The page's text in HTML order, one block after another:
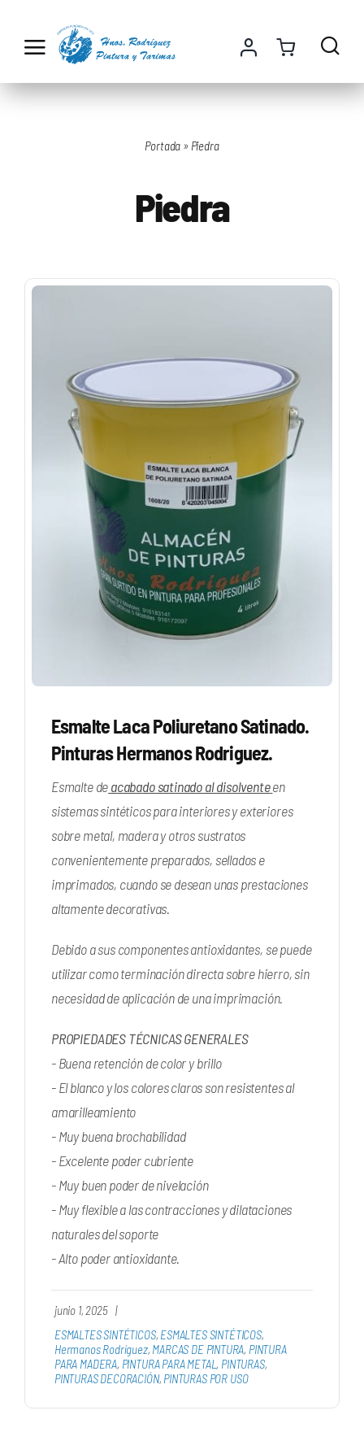
contenido
Portada » Piedra
Piedra
Esmalte Laca Poliuretano Satinado.
Pinturas Hermanos Rodriguez.
Esmalte deacabado satinado al disolventeen
sistemas sintéticos para interiores y exteriores
sobre metal, madera y otros sustratos
convenientemente preparados, sellados e
imprimados, cuando se desean unas prestaciones
altamente decorativas.
Debido a sus componentes antioxidantes, se puede
utilizar como terminación directa sobre hierro, sin
necesidad de aplicación de una imprimación.
PROPIEDADES TÉCNICAS GENERALES
- Buena retención de color y brillo
- El blanco y los colores claros son resistentes al
amarilleamiento
- Muy buena brochabilidad
- Excelente poder cubriente
- Muy buen poder de nivelación
- Muy flexible a las contracciones y dilataciones
naturales del soporte
- Alto poder antioxidante.
junio 1, 2025 |
ESMALTES SINTÉTICOS, ESMALTES SINTÉTICOS,
Hermanos Rodríguez, MARCAS DE PINTURA, PINTURA
PARA MADERA, PINTURA PARA METAL , PINTURAS,
PINTURAS DECORACIÓN, PINTURAS POR USO